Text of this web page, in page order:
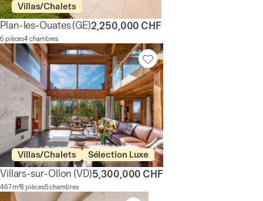
Villas/Chalets
Plan-les-Ouates(GE)
6 pièces4 chambres
2,250,000 CHF
Villas/Chalets Sélection Luxe
Villars-sur-Ollon (VD)
467 m²8 pièces5 chambres
5,300,000 CHF